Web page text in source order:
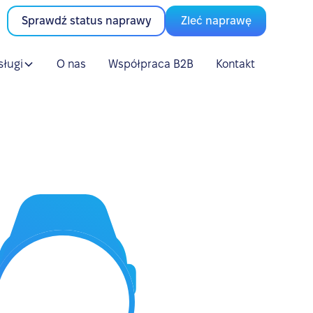
Sprawdź status naprawy Zleć naprawę
O nas Współpraca B2B Kontakt